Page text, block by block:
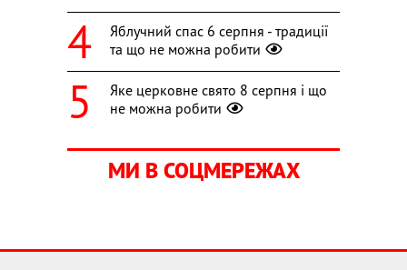
Яблучний спас 6 серпня - традиції
та що не можна робити
Яке церковне свято 8 серпня і що
не можна робити
МИ В СОЦМЕРЕЖАХ